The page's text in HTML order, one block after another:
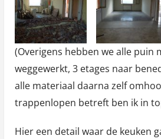
(Overigens hebben we alle puin
weggewerkt, 3 etages naar
alle materiaal daarna zelf
trappenlopen betreft ben ik in
Hier een detail waar de keuken